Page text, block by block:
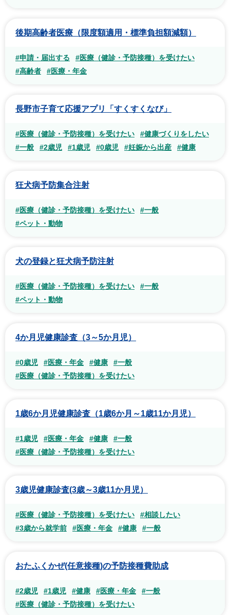
後期高齢者医療（限度額適用・標準負担額減額）
#申請・届出する
#医療（健診・予防接種）を受けたい
#高齢者
#医療・年金
長野市子育て応援アプリ「すくすくなび」
#医療（健診・予防接種）を受けたい
#健康づくりをしたい
#一般
#2歳児 #1歳児 #0歳児 #妊娠から出産 #健康
狂犬病予防集合注射
#医療（健診・予防接種）を受けたい
#一般
#ペット・動物
犬の登録と狂犬病予防注射
#医療（健診・予防接種）を受けたい
#一般
#ペット・動物
4か月児健康診査（3～5か月児）
#0歳児 #医療・年金 #健康
#一般
#医療（健診・予防接種）を受けたい
1歳6か月児健康診査（1歳6か月～1歳11か月児）
#1歳児 #医療・年金 #健康
#一般
#医療（健診・予防接種）を受けたい
3歳児健康診査(3歳～3歳11か月児）
#医療（健診・予防接種）を受けたい
#相談したい
#3歳から就学前
#医療・年金 #健康 #一般
おたふくかぜ(任意接種)の予防接種費助成
#2歳児 #1歳児 #健康 #医療・年金
#一般
#医療（健診・予防接種）を受けたい